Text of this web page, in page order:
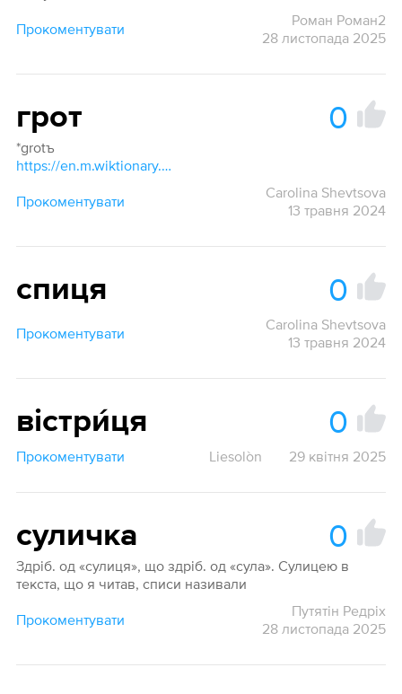
Прокоментувати
Роман Роман2
28 листопада 2025
грот 0
*grotъ
https://en.m.wiktionary.org/wiki/Reconstruction:Proto-Slavic/grotъ
Прокоментувати
Carolina Shevtsova
13 травня 2024
спиця 0
Прокоментувати
Carolina Shevtsova
13 травня 2024
вістри́ця 0
Прокоментувати Liesolòn 29 квітня 2025
суличка 0
Здріб. од «сулиця», що здріб. од «сула». Сулицею в
текста, що я читав, списи називали
Прокоментувати
Путятін Редріх
28 листопада 2025